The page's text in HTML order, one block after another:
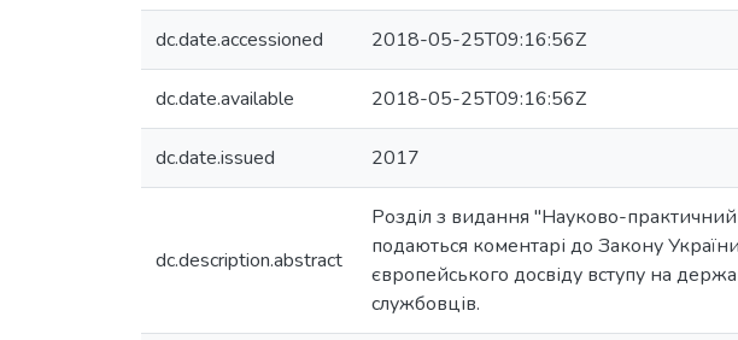
dc.date.accessioned 2018-05-25T09:16:56Z
dc.date.available 2018-05-25T09:16:56Z
dc.date.issued 2017
dc.description.abstract
Розділ з видання "Науково-
подаються коментарі до Закону
європейського досвіду вступу на
службовців.